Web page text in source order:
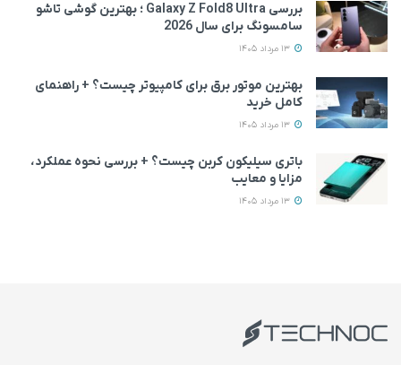
بررسی Galaxy Z Fold8 Ultra ؛ بهترین گوشی تاشو
سامسونگ برای سال 2026
بهترین موتور برق برای کامپیوتر چیست؟ + راهنمای
کامل خرید
باتری سیلیکون کربن چیست؟ + بررسی نحوه عملکرد،
مزایا و معایب